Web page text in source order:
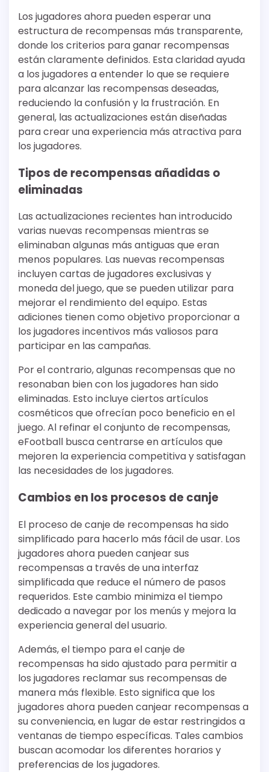
Los jugadores ahora pueden esperar una
estructura de recompensas más transparente,
donde los criterios para ganar recompensas
están claramente definidos. Esta claridad ayuda
a los jugadores a entender lo que se requiere
para alcanzar las recompensas deseadas,
reduciendo la confusión y la frustración. En
general, las actualizaciones están diseñadas
para crear una experiencia más atractiva para
los jugadores.
Tipos de recompensas añadidas o
eliminadas
Las actualizaciones recientes han introducido
varias nuevas recompensas mientras se
eliminaban algunas más antiguas que eran
menos populares. Las nuevas recompensas
incluyen cartas de jugadores exclusivas y
moneda del juego, que se pueden utilizar para
mejorar el rendimiento del equipo. Estas
adiciones tienen como objetivo proporcionar a
los jugadores incentivos más valiosos para
participar en las campañas.
Por el contrario, algunas recompensas que no
resonaban bien con los jugadores han sido
eliminadas. Esto incluye ciertos artículos
cosméticos que ofrecían poco beneficio en el
juego. Al refinar el conjunto de recompensas,
eFootball busca centrarse en artículos que
mejoren la experiencia competitiva y satisfagan
las necesidades de los jugadores.
Cambios en los procesos de canje
El proceso de canje de recompensas ha sido
simplificado para hacerlo más fácil de usar. Los
jugadores ahora pueden canjear sus
recompensas a través de una interfaz
simplificada que reduce el número de pasos
requeridos. Este cambio minimiza el tiempo
dedicado a navegar por los menús y mejora la
experiencia general del usuario.
Además, el tiempo para el canje de
recompensas ha sido ajustado para permitir a
los jugadores reclamar sus recompensas de
manera más flexible. Esto significa que los
jugadores ahora pueden canjear recompensas a
su conveniencia, en lugar de estar restringidos a
ventanas de tiempo específicas. Tales cambios
buscan acomodar los diferentes horarios y
preferencias de los jugadores.